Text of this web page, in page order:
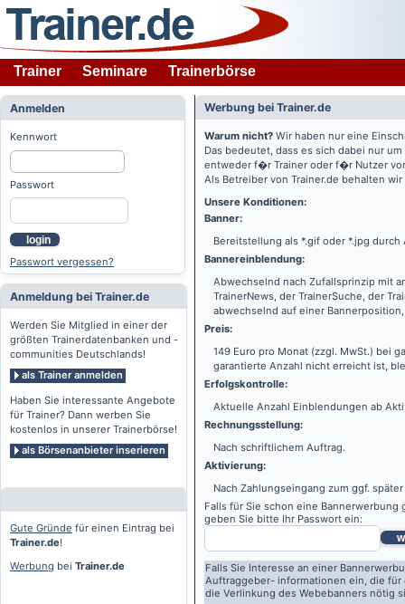
Trainer Seminare Trainerbörse
Anmelden
Kennwort
Passwort
login
Passwort vergessen?
Anmeldung bei Trainer.de
Werden Sie Mitglied in einer der
größten Trainerdatenbanken und -
communities Deutschlands!
als Trainer anmelden
Haben Sie interessante Angebote
für Trainer? Dann werben Sie
kostenlos in unserer Trainerbörse!
als Börsenanbieter inserieren
Gute Gründe für einen Eintrag bei
Trainer.de!
Werbung bei Trainer.de
Werbung bei Trainer.de
Warum nicht? Wir haben nur eine
Das bedeutet, dass es sich dabei nur
entweder f�r Trainer oder f�r Nutzer
Als Betreiber von Trainer.de behalten
Unsere Konditionen:
Banner:
Bereitstellung als *.gif oder *.jpg durch
Bannereinblendung:
Abwechselnd nach Zufallsprinzip mit
TrainerNews, der TrainerSuche, der
abwechselnd auf einer
Preis:
149 Euro pro Monat (zzgl. MwSt.) bei
garantierte Anzahl nicht erreicht ist,
Erfolgskontrolle:
Aktuelle Anzahl Einblendungen ab
Rechnungsstellung:
Nach schriftlichem Auftrag.
Aktivierung:
Nach Zahlungseingang zum ggf.
Falls für Sie schon eine Bannerwerbung
geben Sie bitte Ihr Passwort ein:
Falls Sie Interesse an einer
Auftraggeber- informationen ein, die
die Verlinkung des Webebanners nötig